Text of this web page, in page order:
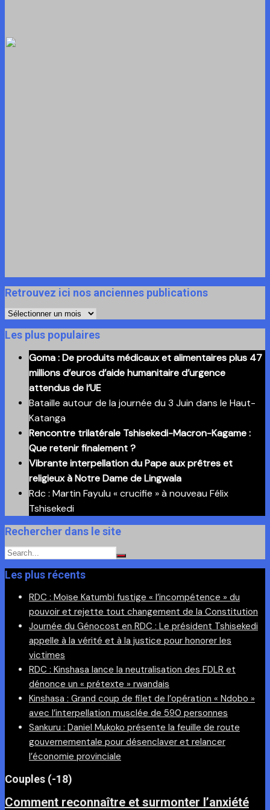
Retrouvez ici nos anciennes publications
Retrouvez
ici
anciennes
publications
Les plus populaires
Goma : De produits médicaux et alimentaires plus 47
millions d’euros d’aide humanitaire d’urgence
attendus de l’UE
Bataille autour de la journée du 3 Juin dans le Haut-
Katanga
Rencontre trilatérale Tshisekedi-Macron-Kagame :
Que retenir finalement ?
Vibrante interpellation du Pape aux prêtres et
religieux à Notre Dame de Lingwala
Rdc : Martin Fayulu « crucifie » à nouveau Félix
Tshisekedi
Rechercher dans le site
Les plus récents
RDC : Moïse Katumbi fustige « l’incompétence » du
pouvoir et rejette tout changement de la Constitution
Journée du Génocost en RDC : Le président Tshisekedi
appelle à la vérité et à la justice pour honorer les
victimes
RDC : Kinshasa lance la neutralisation des FDLR et
dénonce un « prétexte » rwandais
Kinshasa : Grand coup de filet de l’opération « Ndobo »
avec l’interpellation musclée de 590 personnes
Sankuru : Daniel Mukoko présente la feuille de route
gouvernementale pour désenclaver et relancer
l’économie provinciale
Couples (-18)
Comment reconnaître et surmonter l’anxiété